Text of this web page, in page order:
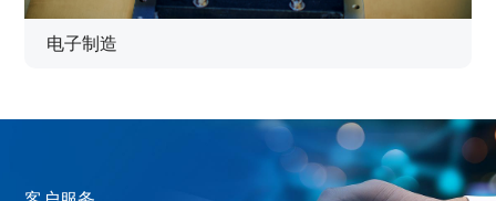
电子制造